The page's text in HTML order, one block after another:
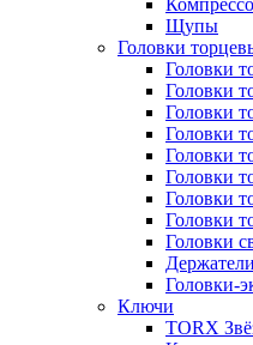
Щупы
Головки
Головки
Головки
Головки
Головки
Головки
Головки
Головки
Головки
Головки
Головки-
Ключи
TORX